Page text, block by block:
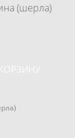
(шерла)